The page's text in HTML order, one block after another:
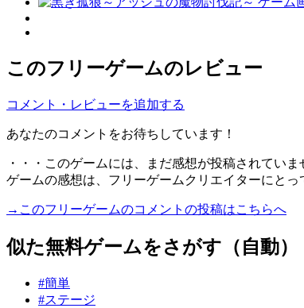
このフリーゲームのレビュー
コメント・レビューを追加する
あなたのコメントをお待ちしています！
・・・このゲームには、まだ感想が投稿されてい
ゲームの感想は、フリーゲームクリエイターにとっ
→このフリーゲームのコメントの投稿はこちらへ
似た無料ゲームをさがす（自動）
#簡単
#ステージ